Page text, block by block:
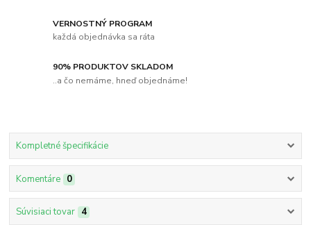
VERNOSTNÝ PROGRAM
každá objednávka sa ráta
90% PRODUKTOV SKLADOM
..a čo nemáme, hneď objednáme!
Kompletné špecifikácie
Komentáre 0
Súvisiaci tovar 4